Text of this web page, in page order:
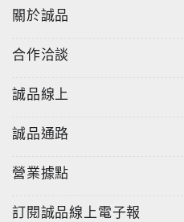
進擊的新手！書店老闆
毓穗
書店可以做什麼？從城市/
書店種種浪漫、驚奇及現實
關於誠品
合作洽談
誠品線上
誠品通路
營業據點
訂閱誠品線上電子報